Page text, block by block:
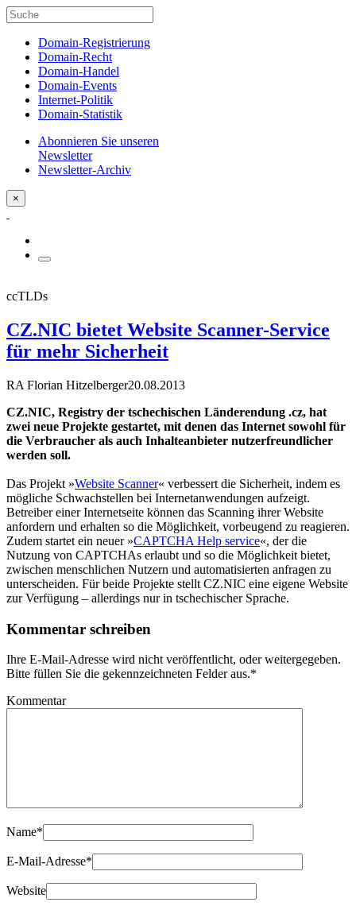
Domain-Registrierung
Domain-Recht
Domain-Handel
Domain-Events
Internet-Politik
Domain-Statistik
Abonnieren Sie unseren
Newsletter
Newsletter-Archiv
×
ccTLDs
CZ.NIC bietet Website Scanner-Service
für mehr Sicherheit
RA Florian Hitzelberger20.08.2013
CZ.NIC, Registry der tschechischen Länderendung .cz, hat
zwei neue Projekte gestartet, mit denen das Internet sowohl für
die Verbraucher als auch Inhalteanbieter nutzerfreundlicher
werden soll.
Das Projekt »Website Scanner« verbessert die Sicherheit, indem es
mögliche Schwachstellen bei Internetanwendungen aufzeigt.
Betreiber einer Internetseite können das Scanning ihrer Website
anfordern und erhalten so die Möglichkeit, vorbeugend zu reagieren.
Zudem startet ein neuer »CAPTCHA Help service«, der die
Nutzung von CAPTCHAs erlaubt und so die Möglichkeit bietet,
zwischen menschlichen Nutzern und automatisierten anfragen zu
unterscheiden. Für beide Projekte stellt CZ.NIC eine eigene Website
zur Verfügung – allerdings nur in tschechischer Sprache.
Kommentar schreiben
Ihre E-Mail-Adresse wird nicht veröffentlicht, oder weitergegeben.
Bitte füllen Sie die gekennzeichneten Felder aus.*
Kommentar
Name*
E-Mail-Adresse*
Website